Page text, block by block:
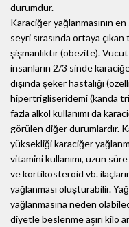
durumdur.
Karaciğer yağlanmasının
seyri sırasında ortaya
şişmanlıktır (obezite). Vücut
insanların 2/3 sinde
dışında şeker hastalığı
hipertrigliseridemi (kanda
fazla alkol kullanımı da
görülen diğer durumlardır.
yüksekliği karaciğer
vitamini kullanımı, uzun
ve kortikosteroid vb.
yağlanması oluşturabilir.
yağlanmasına neden
diyetle beslenme aşırı kilo